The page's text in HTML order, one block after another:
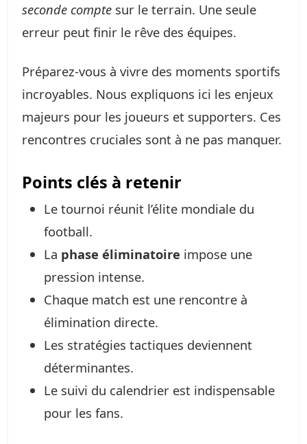
seconde compte sur le terrain. Une seule
erreur peut finir le rêve des équipes.
Préparez-vous à vivre des moments sportifs
incroyables. Nous expliquons ici les enjeux
majeurs pour les joueurs et supporters. Ces
rencontres cruciales sont à ne pas manquer.
Points clés à retenir
Le tournoi réunit l’élite mondiale du
football.
La phase éliminatoire impose une
pression intense.
Chaque match est une rencontre à
élimination directe.
Les stratégies tactiques deviennent
déterminantes.
Le suivi du calendrier est indispensable
pour les fans.